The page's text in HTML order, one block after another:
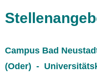
Campus Bad
(Oder) -